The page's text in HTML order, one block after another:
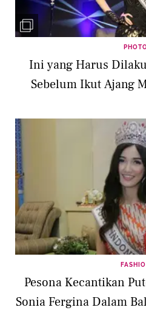
Ini yang Harus
Sebelum Ikut Ajang
Pesona Kecantikan
Sonia Fergina Dalam